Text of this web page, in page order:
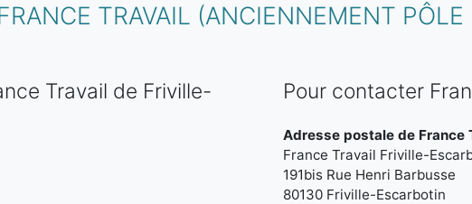
TRAVAIL (ANCIENNEMENT
Travail de Friville-
Pour contacter
Adresse postale de France
France Travail Friville-
191bis Rue Henri Barbusse
80130 Friville-Escarbotin